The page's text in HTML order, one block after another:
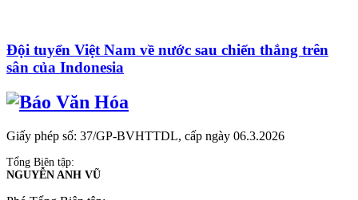
Đội tuyển Việt Nam về nước sau chiến thắng trên
sân của Indonesia
Giấy phép số: 37/GP-BVHTTDL, cấp ngày 06.3.2026
Tổng Biên tập:
NGUYỄN ANH VŨ